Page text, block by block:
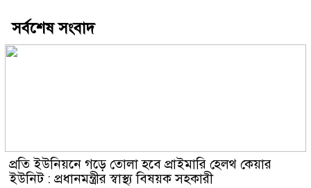
সর্বশেষ সংবাদ
প্রতি ইউনিয়নে গড়ে তোলা হবে প্রাইমারি হেলথ কেয়ার
ইউনিট : প্রধানমন্ত্রীর স্বাস্থ্য বিষয়ক সহকারী